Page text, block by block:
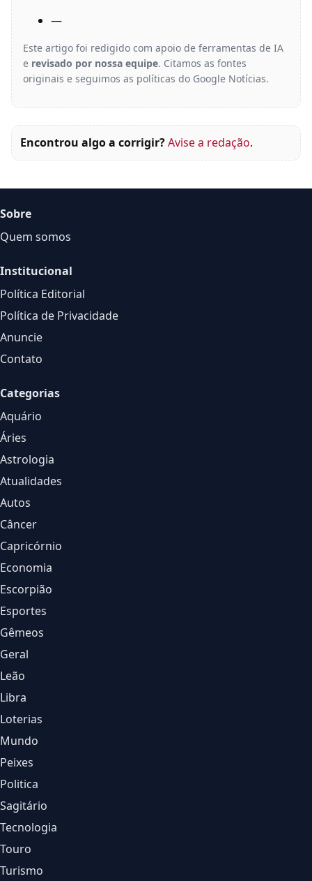
—
Este artigo foi redigido com apoio de ferramentas de IA
e revisado por nossa equipe. Citamos as fontes
originais e seguimos as políticas do Google Notícias.
Encontrou algo a corrigir?Avise a redação.
Sobre
Quem somos
Institucional
Política Editorial
Política de Privacidade
Anuncie
Contato
Categorias
Aquário
Áries
Astrologia
Atualidades
Autos
Câncer
Capricórnio
Economia
Escorpião
Esportes
Gêmeos
Geral
Leão
Libra
Loterias
Mundo
Peixes
Politica
Sagitário
Tecnologia
Touro
Turismo